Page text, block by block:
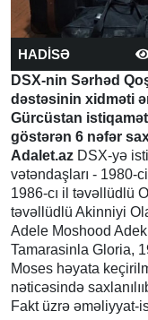
HADİSƏ
DSX-nin Sərhəd
dəstəsinin xidməti
Gürcüstan
göstərən 6 nəfər
Adalet.az DSX-yə
vətəndaşları - 1980-
1986-cı il təvəllüdlü
təvəllüdlü Akinniyi
Adele Moshood
Tamarasinla Gloria,
Moses həyata
nəticəsində
Fakt üzrə əməliyyаt-